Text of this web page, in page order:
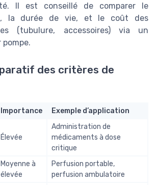
Il est conseillé de comparer le
la durée de vie, et le coût des
(tubulure, accessoires) via un
des critères de
Importance
Exemple d’application
Élevée
Administration de
médicaments à dose
critique
Moyenne à
élevée
Perfusion portable,
perfusion ambulatoire